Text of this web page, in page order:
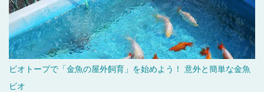
ビオトープで「金魚の屋外飼育」を始めよう！ 意外と簡単な金魚
ビオ